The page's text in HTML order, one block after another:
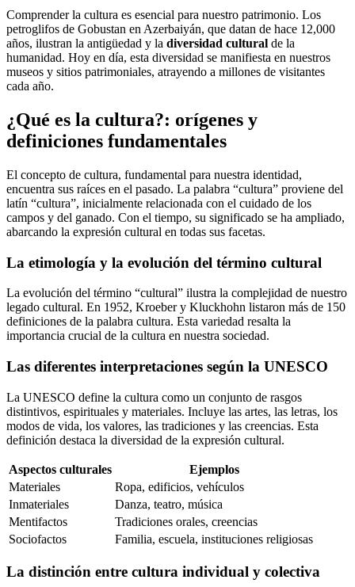
Comprender la cultura es esencial para nuestro patrimonio. Los
petroglifos de Gobustan en Azerbaiyán, que datan de hace 12,000
años, ilustran la antigüedad y la diversidad cultural de la
humanidad. Hoy en día, esta diversidad se manifiesta en nuestros
museos y sitios patrimoniales, atrayendo a millones de visitantes
cada año.
¿Qué es la cultura?: orígenes y
definiciones fundamentales
El concepto de cultura, fundamental para nuestra identidad,
encuentra sus raíces en el pasado. La palabra “cultura” proviene del
latín “cultura”, inicialmente relacionada con el cuidado de los
campos y del ganado. Con el tiempo, su significado se ha ampliado,
abarcando la expresión cultural en todas sus facetas.
La etimología y la evolución del término cultural
La evolución del término “cultural” ilustra la complejidad de nuestro
legado cultural. En 1952, Kroeber y Kluckhohn listaron más de 150
definiciones de la palabra cultura. Esta variedad resalta la
importancia crucial de la cultura en nuestra sociedad.
Las diferentes interpretaciones según la UNESCO
La UNESCO define la cultura como un conjunto de rasgos
distintivos, espirituales y materiales. Incluye las artes, las letras, los
modos de vida, los valores, las tradiciones y las creencias. Esta
definición destaca la diversidad de la expresión cultural.
Aspectos culturales
Ejemplos
Materiales
Ropa, edificios, vehículos
Inmateriales
Danza, teatro, música
Mentifactos
Tradiciones orales, creencias
Sociofactos
Familia, escuela, instituciones religiosas
La distinción entre cultura individual y colectiva